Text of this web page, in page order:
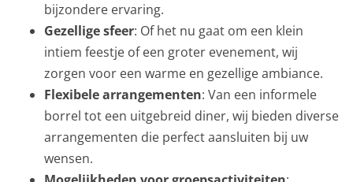
bijzondere ervaring.
Gezellige sfeer: Of het nu gaat om een klein
intiem feestje of een groter evenement, wij
zorgen voor een warme en gezellige ambiance.
Flexibele arrangementen: Van een informele
borrel tot een uitgebreid diner, wij bieden diverse
arrangementen die perfect aansluiten bij uw
wensen.